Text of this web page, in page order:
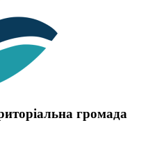
громада